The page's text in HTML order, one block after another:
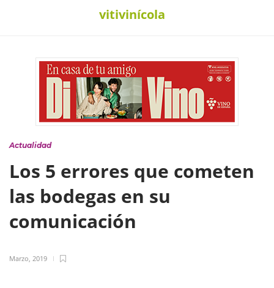
vitivinícola
Actualidad
Los 5 errores que cometen
las bodegas en su
comunicación
Marzo, 2019